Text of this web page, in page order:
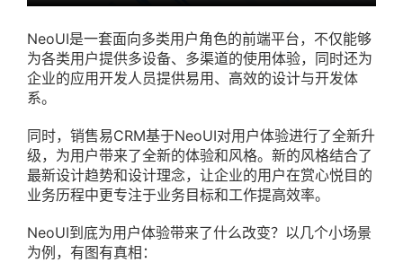
NeoUI是一套面向多类用户角色的前端平台，不仅能够
为各类用户提供多设备、多渠道的使用体验，同时还为
企业的应用开发人员提供易用、高效的设计与开发体
系。
同时，销售易CRM基于NeoUI对用户体验进行了全新升
级，为用户带来了全新的体验和风格。新的风格结合了
最新设计趋势和设计理念，让企业的用户在赏心悦目的
业务历程中更专注于业务目标和工作提高效率。
NeoUI到底为用户体验带来了什么改变？以几个小场景
为例，有图有真相：